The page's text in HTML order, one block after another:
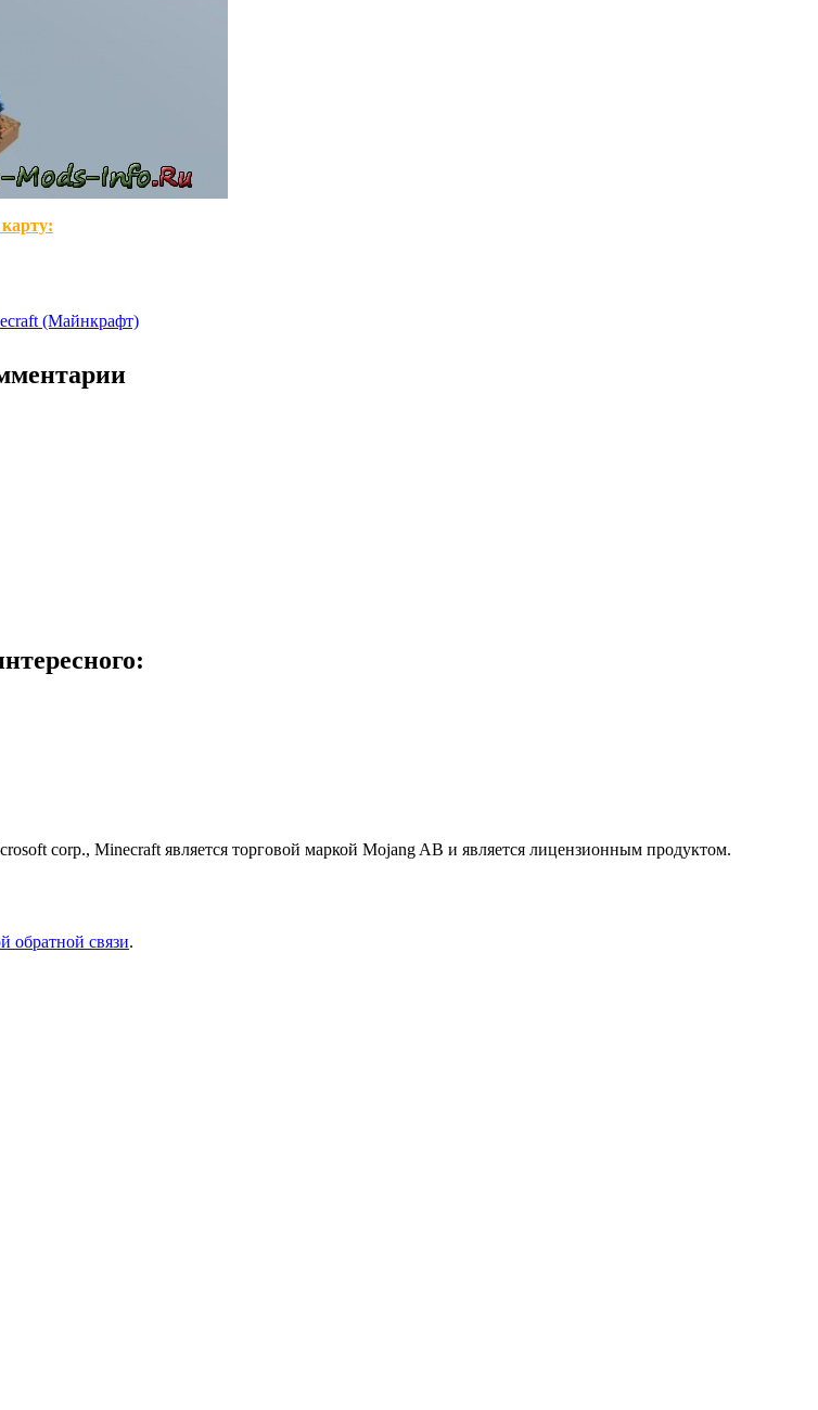
(Майнкрафт)
corp., Minecraft является торговой маркой Mojang AB и является лицензионным продуктом.
обратной связи.